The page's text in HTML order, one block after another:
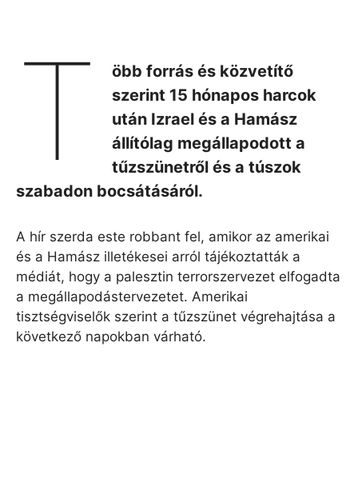
T
öbb forrás és közvetítő
szerint 15 hónapos harcok
után Izrael és a Hamász
állítólag megállapodott a
tűzszünetről és a túszok
szabadon bocsátásáról.
A hír szerda este robbant fel, amikor az amerikai
és a Hamász illetékesei arról tájékoztatták a
médiát, hogy a palesztin terrorszervezet elfogadta
a megállapodástervezetet. Amerikai
tisztségviselők szerint a tűzszünet végrehajtása a
következő napokban várható.